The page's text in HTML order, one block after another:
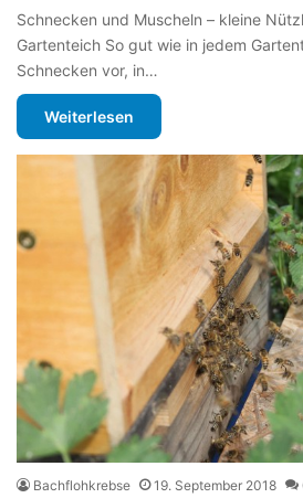
Schnecken und Muscheln – kleine
Gartenteich So gut wie in jedem
Schnecken vor, in…
Weiterlesen
Bachflohkrebse 19. September 2018